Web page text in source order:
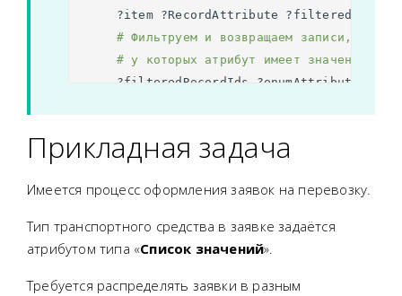
?item
?RecordAttribute
# Фильтруем и возвращаем записи,
# у которых атрибут имеет значение
?filteredRecordIds
?enumAttribute
Прикладная задача
Имеется процесс оформления заявок на перевозку.
Тип транспортного средства в заявке задаётся
атрибутом типа «Список значений».
Требуется распределять заявки в разным